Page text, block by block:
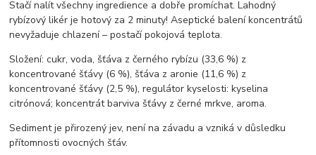
Stačí nalít všechny ingredience a dobře promíchat.Lahodný
rybízový likér je hotový za 2 minuty!Aseptické balení koncentrátů
nevyžaduje chlazení – postačí pokojová teplota.
Složení: cukr, voda, šťáva z černého rybízu (33,6 %) z
koncentrované šťávy (6 %), šťáva z aronie (11,6 %) z
koncentrované šťávy (2,5 %), regulátor kyselosti: kyselina
citrónová; koncentrát barviva šťávy z černé mrkve, aroma.
Sediment je přirozený jev, není na závadu a vzniká v důsledku
přítomnosti ovocných šťáv.